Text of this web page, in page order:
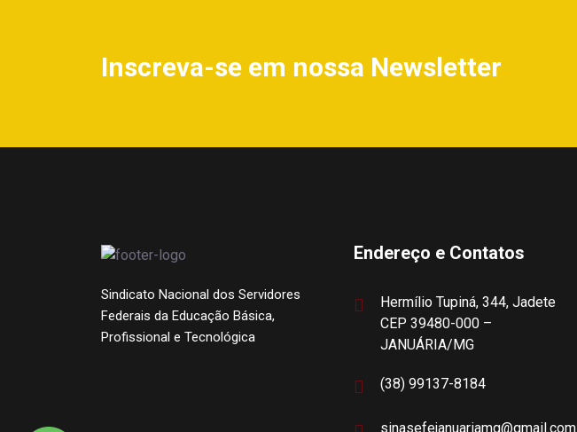
Inscreva-se em nossa Newsletter
Sindicato Nacional dos Servidores
Federais da Educação Básica,
Profissional e Tecnológica
Endereço e Contatos
Hermílio Tupiná, 344, Jadete
CEP 39480-000 –
JANUÁRIA/MG
(38) 99137-8184
sinasefejanuariamg@gmail.com